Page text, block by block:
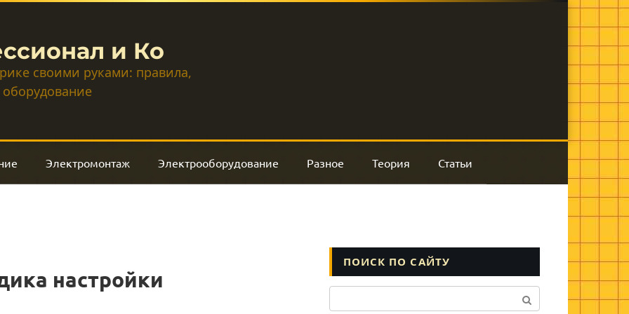
и Ко
своими руками: правила,
Электромонтаж Электрооборудование Разное Теория Статьи
настройки
ПОИСК ПО САЙТУ